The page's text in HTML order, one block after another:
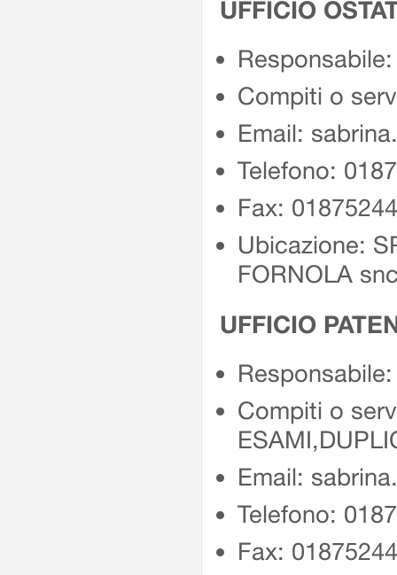
UFFICIO
Compiti o
Email:
Telefono:
Fax:
Ubicazione:
FORNOLA
UFFICIO
Compiti o
Email:
Telefono:
Fax: